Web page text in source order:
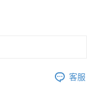
客服